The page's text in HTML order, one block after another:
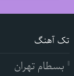
تک آهنگ
بسطام تهران